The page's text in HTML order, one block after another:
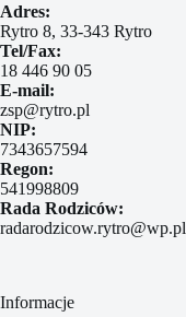
Adres:
Rytro 8, 33-343 Rytro
Tel/Fax:
18 446 90 05
E-mail:
zsp@rytro.pl
NIP:
7343657594
Regon:
541998809
Rada Rodziców:
radarodzicow.rytro@wp.pl
Informacje